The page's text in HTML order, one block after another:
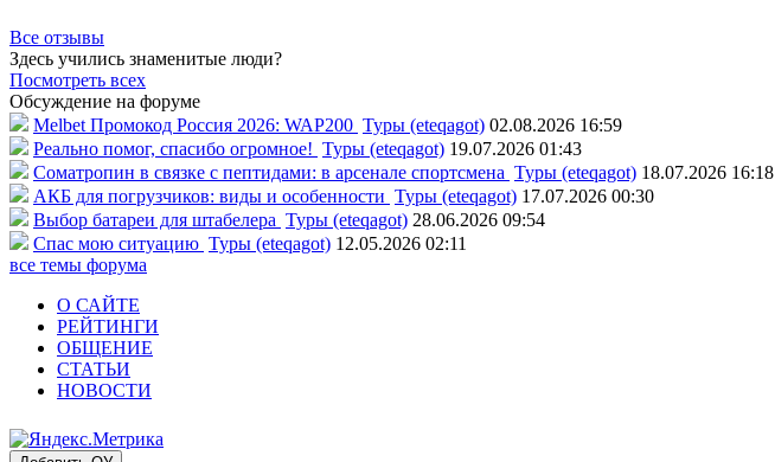
Все отзывы
Здесь учились знаменитые люди?
Посмотреть всех
Обсуждение на форуме
Melbet Промокод Россия 2026: WAP200 Туры (eteqagot) 02.08.2026 16:59
Реально помог, спасибо огромное! Туры (eteqagot) 19.07.2026 01:43
Соматропин в связке с пептидами: в арсенале спортсмена Туры (eteqagot) 18.07.2026 16:18
АКБ для погрузчиков: виды и особенности Туры (eteqagot) 17.07.2026 00:30
Выбор батареи для штабелера Туры (eteqagot) 28.06.2026 09:54
Спас мою ситуацию Туры (eteqagot) 12.05.2026 02:11
все темы форума
О САЙТЕ
РЕЙТИНГИ
ОБЩЕНИЕ
СТАТЬИ
НОВОСТИ